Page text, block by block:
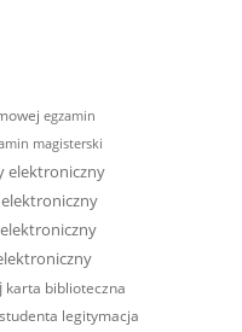
egzamin
magisterski
elektroniczny
elektroniczny
elektroniczny
karta biblioteczna
legitymacja